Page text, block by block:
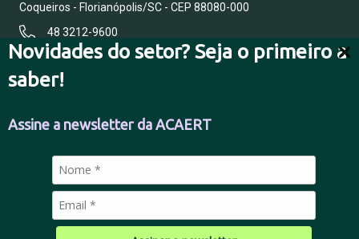
Novidades do setor? Seja o primeiro a
saber!
Assine a newsletter da ACAERT
Coqueiros - Florianópolis/SC - CEP 88080-000
48 3212-9600
FALE CONOSCO
POLÍTICA DE PRIVACIDADE